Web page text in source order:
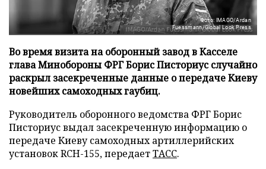
Фото: IMAGO/Ardan
Fuessmann/Global Look Press
Во время визита на оборонный завод в Касселе
глава Минобороны ФРГ Борис Писториус случайно
раскрыл засекреченные данные о передаче Киеву
новейших самоходных гаубиц.
Руководитель оборонного ведомства ФРГ Борис
Писториус выдал засекреченную информацию о
передаче Киеву самоходных артиллерийских
установок RCH-155, передаетТАСС.